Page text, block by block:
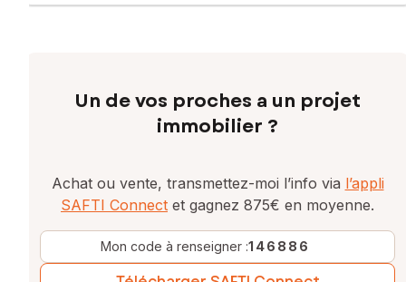
Un de vos proches a un projet
immobilier ?
Achat ou vente, transmettez-moi l’info via l’appli
SAFTI Connect et gagnez 875€ en moyenne.
Mon code à renseigner :146886